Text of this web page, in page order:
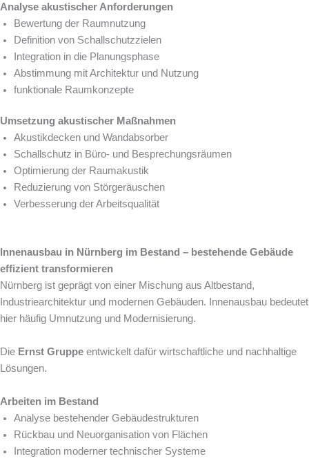
Analyse akustischer Anforderungen
Bewertung der Raumnutzung
Definition von Schallschutzzielen
Integration in die Planungsphase
Abstimmung mit Architektur und Nutzung
funktionale Raumkonzepte
Umsetzung akustischer Maßnahmen
Akustikdecken und Wandabsorber
Schallschutz in Büro- und Besprechungsräumen
Optimierung der Raumakustik
Reduzierung von Störgeräuschen
Verbesserung der Arbeitsqualität
Innenausbau in Nürnberg im Bestand – bestehende Gebäude
effizient transformieren
Nürnberg ist geprägt von einer Mischung aus Altbestand,
Industriearchitektur und modernen Gebäuden. Innenausbau bedeutet
hier häufig Umnutzung und Modernisierung.
Die Ernst Gruppe entwickelt dafür wirtschaftliche und nachhaltige
Lösungen.
Arbeiten im Bestand
Analyse bestehender Gebäudestrukturen
Rückbau und Neuorganisation von Flächen
Integration moderner technischer Systeme